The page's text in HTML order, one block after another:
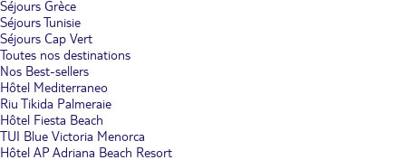
Séjours Grèce
Séjours Tunisie
Séjours Cap Vert
Toutes nos destinations
Nos Best-sellers
Hôtel Mediterraneo
Riu Tikida Palmeraie
Hôtel Fiesta Beach
TUI Blue Victoria Menorca
Hôtel AP Adriana Beach Resort